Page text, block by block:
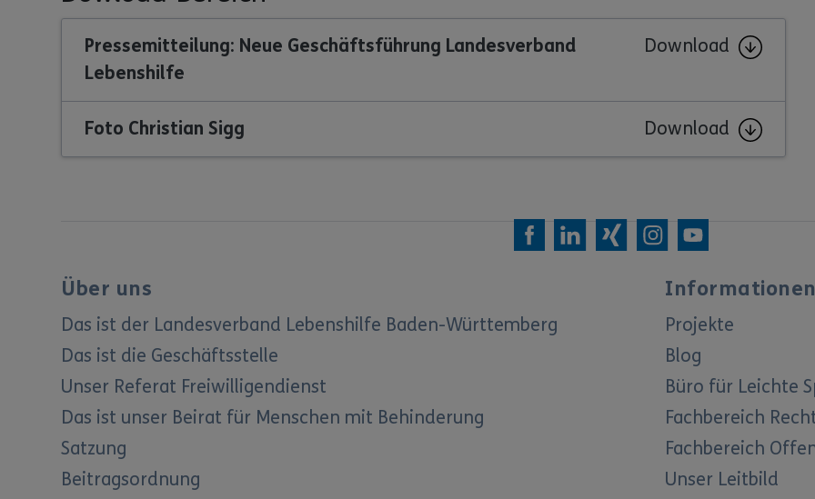
Pressemitteilung: Neue Geschäftsführung Landesverband
Lebenshilfe
Download
Foto Christian Sigg Download
Über uns
Das ist der Landesverband Lebenshilfe Baden-Württemberg
Das ist die Geschäftsstelle
Unser Referat Freiwilligendienst
Das ist unser Beirat für Menschen mit Behinderung
Satzung
Beitragsordnung
Projekte
Blog
Büro für Leichte
Fachbereich
Fachbereich
Unser Leitbild